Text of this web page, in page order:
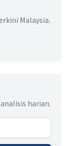
Malaysia.
harian.